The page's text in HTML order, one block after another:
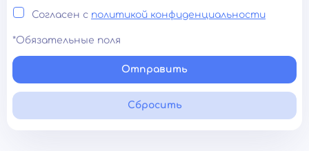
Согласен с политикой конфиденциальности
*Обязательные поля
Отправить
Сбросить